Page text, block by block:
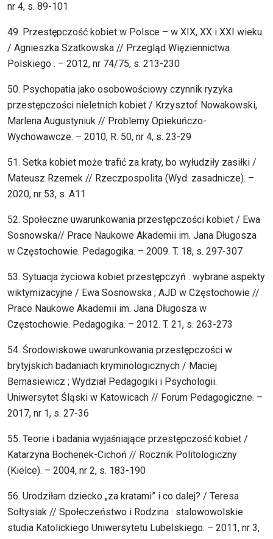
nr 4, s. 89-101
49. Przestępczość kobiet w Polsce – w XIX, XX i XXI wieku
/ Agnieszka Szatkowska // Przegląd Więziennictwa
Polskiego . – 2012, nr 74/75, s. 213-230
50. Psychopatia jako osobowościowy czynnik ryzyka
przestępczości nieletnich kobiet / Krzysztof Nowakowski,
Marlena Augustyniuk // Problemy Opiekuńczo-
Wychowawcze. – 2010, R. 50, nr 4, s. 23-29
51. Setka kobiet może trafić za kraty, bo wyłudziły zasiłki /
Mateusz Rzemek // Rzeczpospolita (Wyd. zasadnicze). –
2020, nr 53, s. A11
52. Społeczne uwarunkowania przestępczości kobiet / Ewa
Sosnowska// Prace Naukowe Akademii im. Jana Długosza
w Częstochowie. Pedagogika. – 2009. T. 18, s. 297-307
53. Sytuacja życiowa kobiet przestępczyń : wybrane aspekty
wiktymizacyjne / Ewa Sosnowska ; AJD w Częstochowie //
Prace Naukowe Akademii im. Jana Długosza w
Częstochowie. Pedagogika. – 2012. T. 21, s. 263-273
54. Środowiskowe uwarunkowania przestępczości w
brytyjskich badaniach kryminologicznych / Maciej
Bernasiewicz ; Wydział Pedagogiki i Psychologii.
Uniwersytet Śląski w Katowicach // Forum Pedagogiczne. –
2017, nr 1, s. 27-36
55. Teorie i badania wyjaśniające przestępczość kobiet /
Katarzyna Bochenek-Cichoń // Rocznik Politologiczny
(Kielce). – 2004, nr 2, s. 183-190
56. Urodziłam dziecko „za kratami” i co dalej? / Teresa
Sołtysiak // Społeczeństwo i Rodzina : stalowowolskie
studia Katolickiego Uniwersytetu Lubelskiego. – 2011, nr 3,